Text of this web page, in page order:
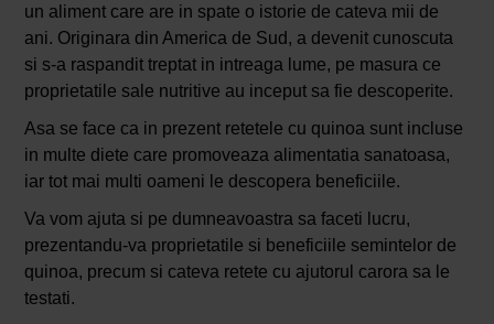
un aliment care are in spate o istorie de cateva mii de
ani. Originara din America de Sud, a devenit cunoscuta
si s-a raspandit treptat in intreaga lume, pe masura ce
proprietatile sale nutritive au inceput sa fie descoperite.
Asa se face ca in prezent retetele cu quinoa sunt incluse
in multe diete care promoveaza alimentatia sanatoasa,
iar tot mai multi oameni le descopera beneficiile.
Va vom ajuta si pe dumneavoastra sa faceti lucru,
prezentandu-va proprietatile si beneficiile semintelor de
quinoa, precum si cateva retete cu ajutorul carora sa le
testati.